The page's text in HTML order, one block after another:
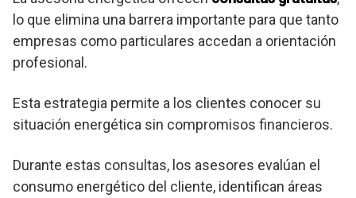
lo que elimina una barrera importante para que tanto
empresas como particulares accedan a orientación
profesional.
Esta estrategia permite a los clientes conocer su
situación energética sin compromisos financieros.
Durante estas consultas, los asesores evalúan el
consumo energético del cliente, identifican áreas